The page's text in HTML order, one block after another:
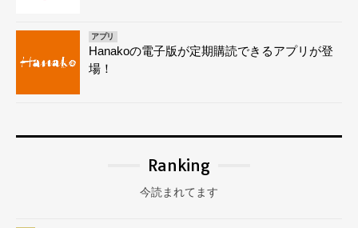
アプリ
Hanakoの電子版が定期購読できるアプリが登
場！
Ranking
今読まれてます